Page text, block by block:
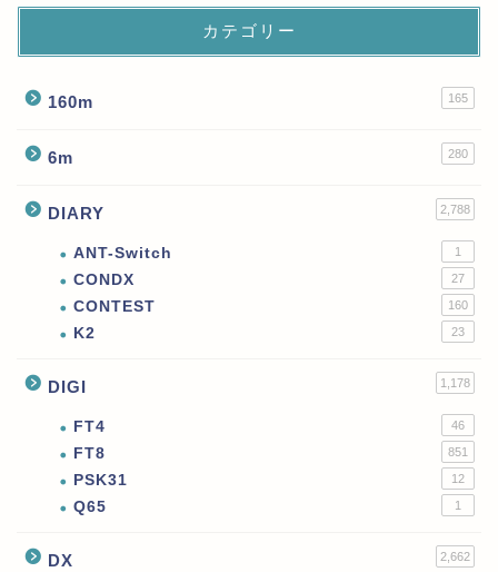
カテゴリー
160m 165
6m 280
DIARY 2,788
ANT-Switch 1
CONDX 27
CONTEST 160
K2 23
DIGI 1,178
FT4 46
FT8 851
PSK31 12
Q65 1
DX 2,662